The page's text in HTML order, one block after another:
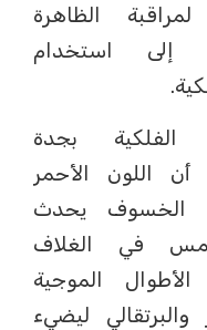
الظاهرة
إلى استخدام
بجدة
اللون الأحمر
الخسوف يحدث
في الغلاف
الموجية
والبرتقالي ليضيء